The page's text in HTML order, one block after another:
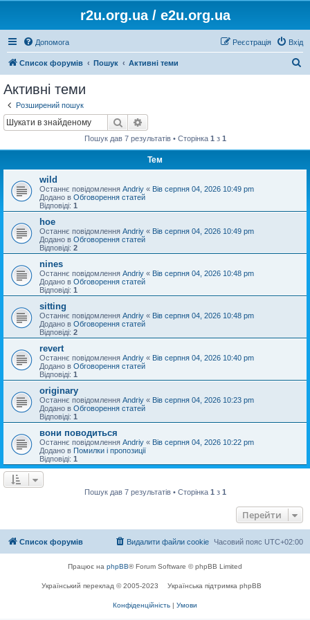
r2u.org.ua / e2u.org.ua
Допомога Вхід
Реєстрація
Список форумів Пошук Активні теми
Активні теми
Розширений пошук
Пошук
Пошук дав 7 результатів • Сторінка 1 з 1
Тем
wild
Останнє повідомлення Andriy « Вів серпня 04, 2026 10:49 pm
Додано в Обговорення статей
Відповіді: 1
hoe
Останнє повідомлення Andriy « Вів серпня 04, 2026 10:49 pm
Додано в Обговорення статей
Відповіді: 2
nines
Останнє повідомлення Andriy « Вів серпня 04, 2026 10:48 pm
Додано в Обговорення статей
Відповіді: 1
sitting
Останнє повідомлення Andriy « Вів серпня 04, 2026 10:48 pm
Додано в Обговорення статей
Відповіді: 2
revert
Останнє повідомлення Andriy « Вів серпня 04, 2026 10:40 pm
Додано в Обговорення статей
Відповіді: 1
originary
Останнє повідомлення Andriy « Вів серпня 04, 2026 10:23 pm
Додано в Обговорення статей
Відповіді: 1
вони поводиться
Останнє повідомлення Andriy « Вів серпня 04, 2026 10:22 pm
Додано в Помилки і пропозиції
Відповіді: 1
Пошук дав 7 результатів • Сторінка 1 з 1
Перейти
Список форумів Часовий пояс UTC+02:00
Видалити файли cookie
Працює на phpBB® Forum Software © phpBB Limited
Український переклад © 2005-2023 Українська підтримка phpBB
Конфіденційність | Умови